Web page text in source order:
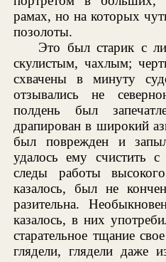
рамах, но на которых
позолоты.
Это был старик с
скулистым, чахлым;
схвачены в минуту
отзывались не
полдень был
драпирован в широкий
был поврежден и
удалось ему счистить
следы работы
казалось, был не
разительна.
казалось, в них
старательное тщание
глядели, глядели даже